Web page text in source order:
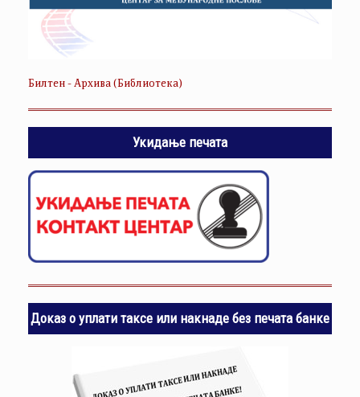
Билтен - Архива (Библиотека)
Укидање печата
Доказ о уплати таксе или накнаде без печата банке